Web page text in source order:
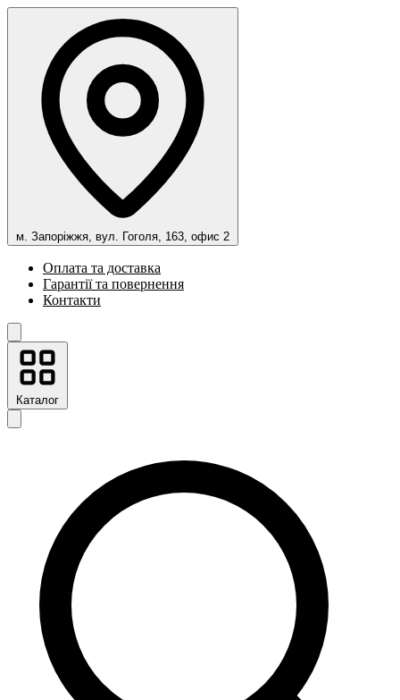
м. Запоріжжя, вул. Гоголя, 163, офис 2
Оплата та доставка
Гарантії та повернення
Контакти
Каталог